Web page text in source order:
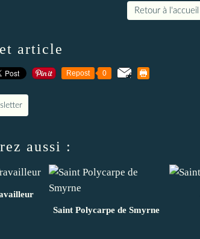
Retour à l'accueil
article
Repost 0
aussi :
Saint Polycarpe de Smyrne